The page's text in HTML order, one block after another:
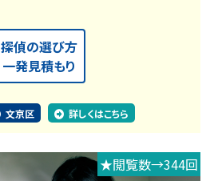
探偵の選び方
一発見積もり
文京区 詳しくはこちら
★閲覧数→344回